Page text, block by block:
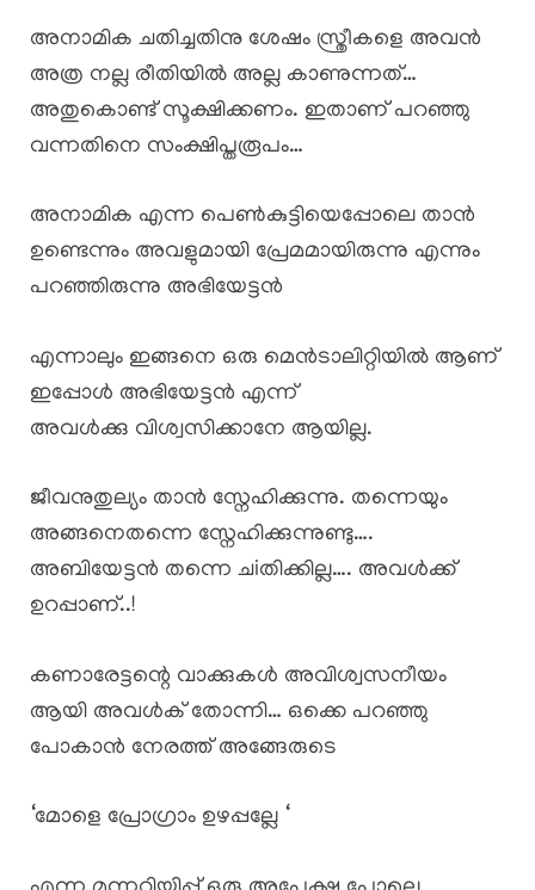
അനാമിക ചതിച്ചതിനു ശേഷം സ്ത്രീകളെ അവൻ
അത്ര നല്ല രീതിയിൽ അല്ല കാണുന്നത്…
അതുകൊണ്ട് സൂക്ഷിക്കണം. ഇതാണ് പറഞ്ഞു
വന്നതിനെ സംക്ഷിപ്തരൂപം…
അനാമിക എന്ന പെൺകുട്ടിയെപ്പോലെ താൻ
ഉണ്ടെന്നും അവളുമായി പ്രേമമായിരുന്നു എന്നും
പറഞ്ഞിരുന്നു അഭിയേട്ടൻ
എന്നാലും ഇങ്ങനെ ഒരു മെൻടാലിറ്റിയിൽ ആണ്
ഇപ്പോൾ അഭിയേട്ടൻ എന്ന്
അവൾക്കു വിശ്വസിക്കാനേ ആയില്ല.
ജീവനുതുല്യം താൻ സ്നേഹിക്കുന്നു. തന്നെയും
അങ്ങനെതന്നെ സ്നേഹിക്കുന്നുണ്ടു….
അബിയേട്ടൻ തന്നെ ചiതിക്കില്ല…. അവൾക്ക്
ഉറപ്പാണ്..!
കണാരേട്ടന്റെ വാക്കുകൾ അവിശ്വസനീയം
ആയി അവൾക് തോന്നി… ഒക്കെ പറഞ്ഞു
പോകാൻ നേരത്ത് അങ്ങേരുടെ
‘മോളെ പ്രോഗ്രാം ഉഴപ്പല്ലേ ‘